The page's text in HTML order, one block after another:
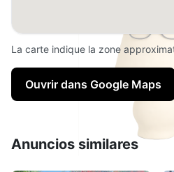
La carte indique la zone
Ouvrir dans Google Maps
Anuncios similares